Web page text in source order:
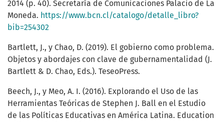
2014 (p. 40). Secretaría de Comunicaciones Palacio de La
Moneda. https://www.bcn.cl/catalogo/detalle_libro?
bib=254302
Bartlett, J., y Chao, D. (2019). El gobierno como problema.
Objetos y abordajes con clave de gubernamentalidad (J.
Bartlett & D. Chao, Eds.). TeseoPress.
Beech, J., y Meo, A. I. (2016). Explorando el Uso de las
Herramientas Teóricas de Stephen J. Ball en el Estudio
de las Políticas Educativas en América Latina. Education